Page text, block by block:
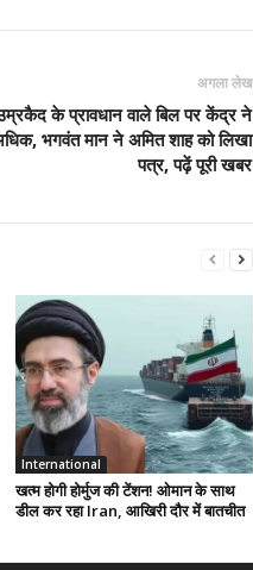
अगला लेख
के प्रावधान वाले बिल पर केंद्र ने
भगवंत मान ने अमित शाह को लिखा
पत्र, पढ़ें पूरी खबर
International
खत्म होगी होर्मुज की टेंशन! ओमान के साथ
डील कर रहा Iran, आखिरी दौर में बातचीत